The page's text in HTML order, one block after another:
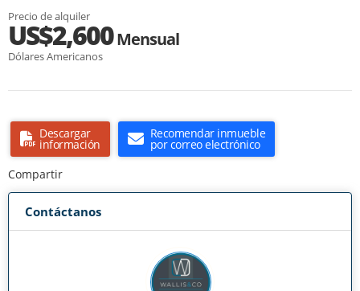
Precio de alquiler
US$2,600Mensual
Dólares Americanos
Descargar
información
Recomendar inmueble
por correo electrónico
Compartir
Contáctanos